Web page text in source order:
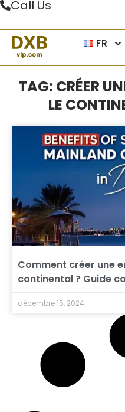
Call Us
FR
TAG: CRÉER
LE
Comment créer une
continental ? Guide
décembre 15, 2024